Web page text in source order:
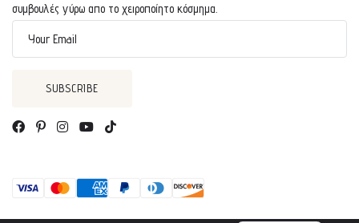
συμβουλές γύρω απο το χειροποίητο κόσμημα.
Your Email
Greek